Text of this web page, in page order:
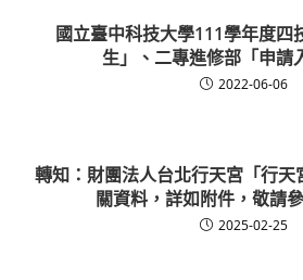
國立臺中科技大學111學年度四
生」、二專進修部「申請
2022-06-06
轉知：財團法人台北行天宮「行天
關資料，詳如附件，敬請
2025-02-25